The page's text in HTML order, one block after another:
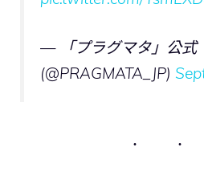
— 「プラグマタ」公式
(@PRAGMATA_JP)